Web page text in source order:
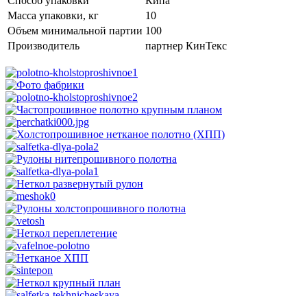
Масса упаковки, кг
10
Объем минимальной партии 100
Производитель
партнер КинТекс